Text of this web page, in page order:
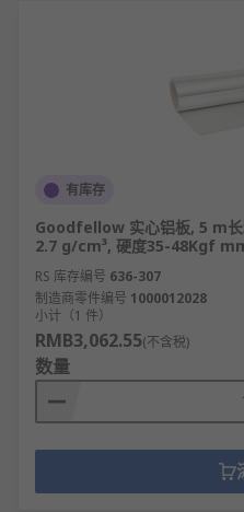
有库存
Goodfellow 实心铝板, 5 m
2.7 g/cm³, 硬度35-48Kgf
RS 库存编号 636-307
制造商零件编号 1000012028
小计（1 件）
RMB3,062.55(不含税)
数量